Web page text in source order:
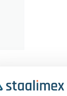
inliggende